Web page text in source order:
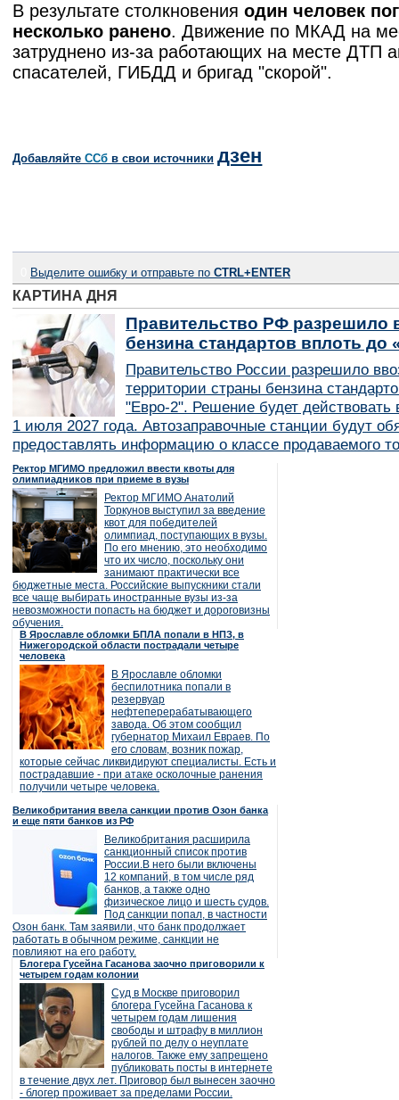
В результате столкновения один человек
несколько ранено. Движение по МКАД на
затруднено из-за работающих на месте ДТП
спасателей, ГИБДД и бригад "скорой".
Добавляйте CСб в свои источники дзен
Выделите ошибку и отправьте по CTRL+ENTER
КАРТИНА ДНЯ
Правительство РФ разрешило
бензина стандартов вплоть до
Правительство России разрешило
территории страны бензина
"Евро-2". Решение будет действовать
1 июля 2027 года. Автозаправочные станции будут
предоставлять информацию о классе продаваемого
Ректор МГИМО предложил ввести квоты для
олимпиадников при приеме в вузы
Ректор МГИМО Анатолий
Торкунов выступил за введение
квот для победителей
олимпиад, поступающих в вузы.
По его мнению, это необходимо
что их число, поскольку они
занимают практически все
бюджетные места. Российские выпускники стали
все чаще выбирать иностранные вузы из-за
невозможности попасть на бюджет и дороговизны
обучения.
В Ярославле обломки БПЛА попали в НПЗ, в
Нижегородской области пострадали четыре
человека
В Ярославле обломки
беспилотника попали в
резервуар
нефтеперерабатывающего
завода. Об этом сообщил
губернатор Михаил Евраев. По
его словам, возник пожар,
которые сейчас ликвидируют специалисты. Есть и
пострадавшие - при атаке осколочные ранения
получили четыре человека.
Великобритания ввела санкции против Озон банка
и еще пяти банков из РФ
Великобритания расширила
санкционный список против
России.В него были включены
12 компаний, в том числе ряд
банков, а также одно
физическое лицо и шесть судов.
Под санкции попал, в частности
Озон банк. Там заявили, что банк продолжает
работать в обычном режиме, санкции не
повлияют на его работу.
Блогера Гусейна Гасанова заочно приговорили к
четырем годам колонии
Суд в Москве приговорил
блогера Гусейна Гасанова к
четырем годам лишения
свободы и штрафу в миллион
рублей по делу о неуплате
налогов. Также ему запрещено
публиковать посты в интернете
в течение двух лет. Приговор был вынесен заочно
- блогер проживает за пределами России.